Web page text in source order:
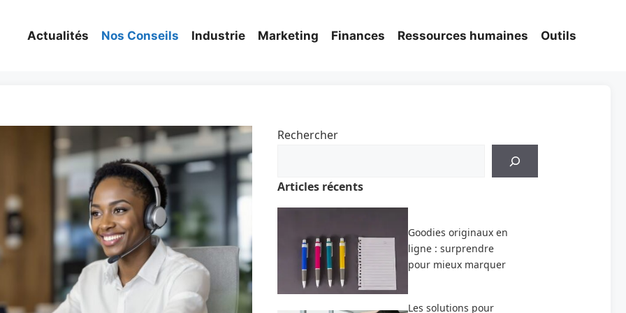
Actualités Nos Conseils Industrie Marketing Finances Ressources humaines Outils
Rechercher
Articles récents
Goodies originaux en
ligne : surprendre
pour mieux marquer
Les solutions pour